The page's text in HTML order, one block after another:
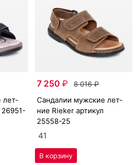
26951-
7 250₽ 8 016₽
сан­да­лии мужс­кие лет­
ние Ri­eker артикул
25558-25
41